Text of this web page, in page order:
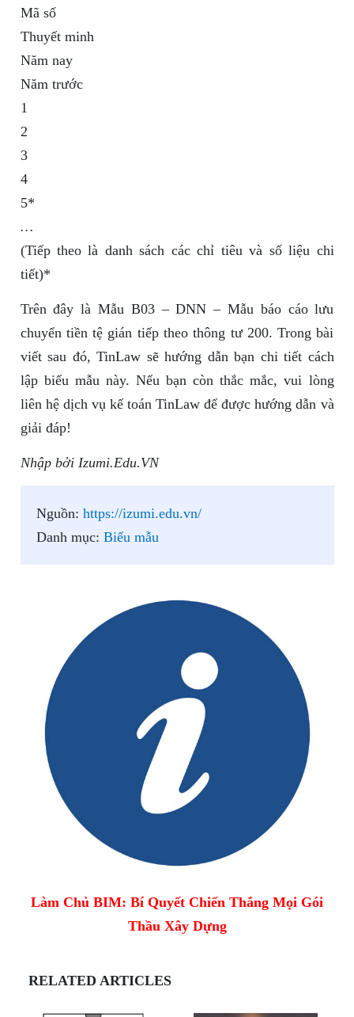
Mã số
Thuyết minh
Năm nay
Năm trước
1
2
3
4
5*
…
(Tiếp theo là danh sách các chỉ tiêu và số liệu chi
tiết)*
Trên đây là Mẫu B03 – DNN – Mẫu báo cáo lưu
chuyển tiền tệ gián tiếp theo thông tư 200. Trong bài
viết sau đó, TinLaw sẽ hướng dẫn bạn chi tiết cách
lập biểu mẫu này. Nếu bạn còn thắc mắc, vui lòng
liên hệ dịch vụ kế toán TinLaw để được hướng dẫn và
giải đáp!
Nhập bởi Izumi.Edu.VN
Nguồn: https://izumi.edu.vn/
Danh mục: Biểu mẫu
Làm Chủ BIM: Bí Quyết Chiến Thắng Mọi Gói
Thầu Xây Dựng
RELATED ARTICLES